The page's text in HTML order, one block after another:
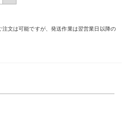
文は可能ですが、発送作業は翌営業日以降の